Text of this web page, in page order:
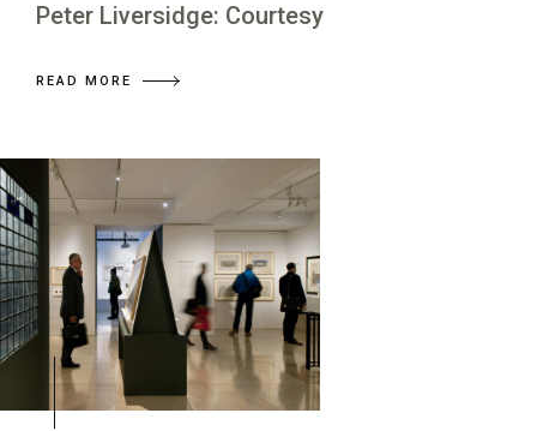
Peter Liversidge: Courtesy
READ MORE